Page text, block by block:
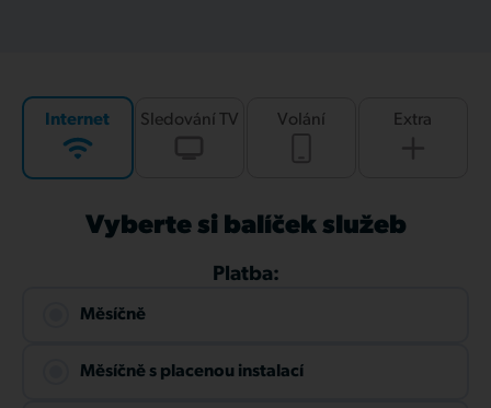
Internet Sledování TV Volání Extra
Vyberte si balíček služeb
Platba:
Měsíčně
Měsíčně s placenou instalací